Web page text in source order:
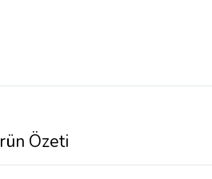
Özeti